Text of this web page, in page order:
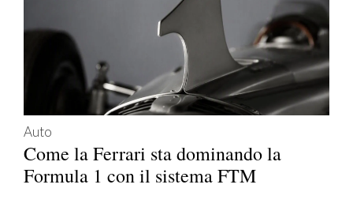
Auto
Come la Ferrari sta dominando la
Formula 1 con il sistema FTM